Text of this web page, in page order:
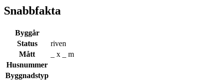
Snabbfakta
Byggår
Status
riven
Mått
_ x _ m
Husnummer
Byggnadstyp